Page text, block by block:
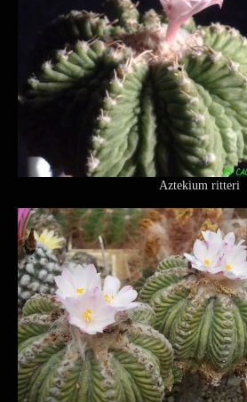
Aztekium ritteri